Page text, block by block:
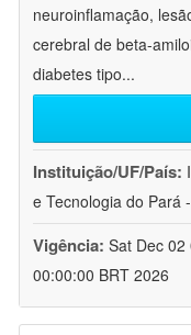
neuroinflamação,
cerebral de beta-
diabetes tipo...
Instituição/UF/País:
e Tecnologia do Pará
Vigência: Sat Dec 02
00:00:00 BRT 2026